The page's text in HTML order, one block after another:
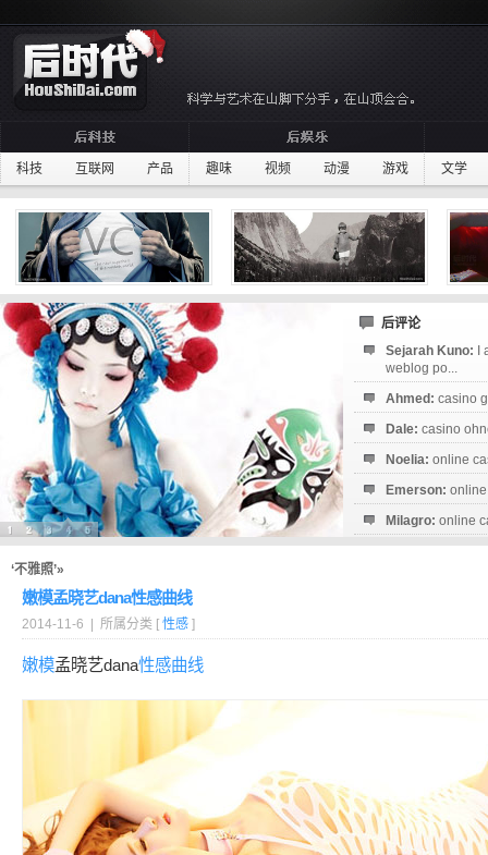
科技 互联网 产品 趣味 视频 动漫 游戏 文学
后评论
Sejarah Kuno:
weblog po...
Ahmed: casino
Dale: casino
Noelia: online
Emerson:
Milagro: online
‘不雅照’»
嫩模孟晓艺dana性感曲线
2014-11-6 | 所属分类 [ 性感 ]
嫩模孟晓艺dana性感曲线